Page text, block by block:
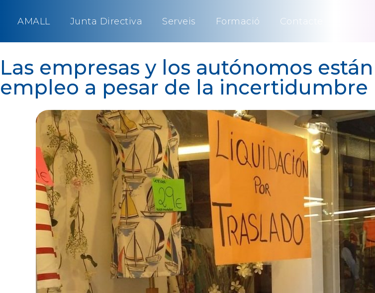
AMALL Junta Directiva Serveis Formació Contacte
Las empresas y los autónomos
empleo a pesar de la incertidumbre